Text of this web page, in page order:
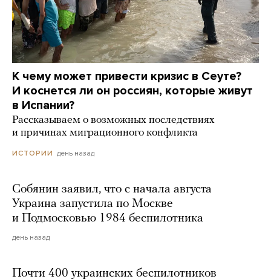
К чему может привести кризис в Сеуте?
И коснется ли он россиян, которые живут
в Испании?
Рассказываем о возможных последствиях
и причинах миграционного конфликта
ИСТОРИИ день назад
Собянин заявил, что с начала августа
Украина запустила по Москве
и Подмосковью 1984 беспилотника
день назад
Почти 400 украинских беспилотников